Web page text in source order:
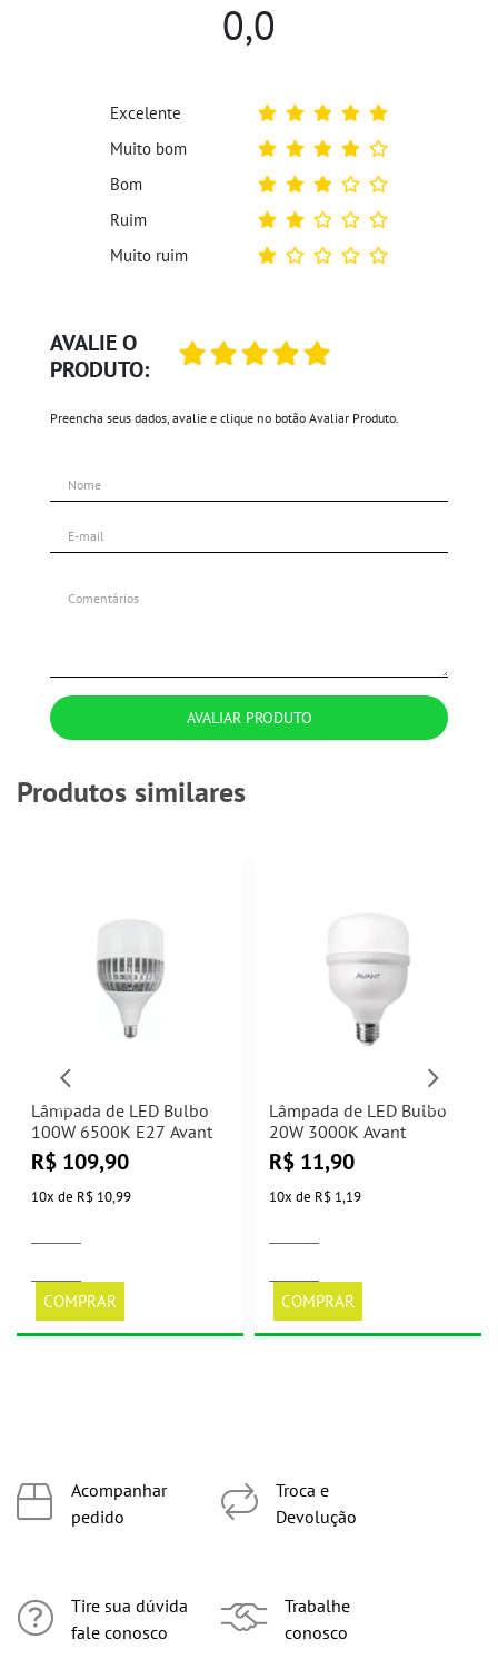
AVALIE O
PRODUTO:
Preencha seus dados, avalie e clique no botão Avaliar Produto.
AVALIAR PRODUTO
0,0
Excelente
Muito bom
Bom
Ruim
Muito ruim
Produtos similares
Lâmpada de LED Bulbo
100W 6500K E27 Avant
R$ 109,90
10x de R$ 10,99
COMPRAR
Lâmpada de LED Bulbo
20W 3000K Avant
R$ 11,90
10x de R$ 1,19
COMPRAR
Acompanhar
pedido
Tire sua dúvida
fale conosco
Troca e
Devolução
Trabalhe
conosco